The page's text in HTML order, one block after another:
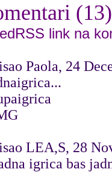
(13)
RSS link na
Paola, 24
LEA,S, 28
igrica bas